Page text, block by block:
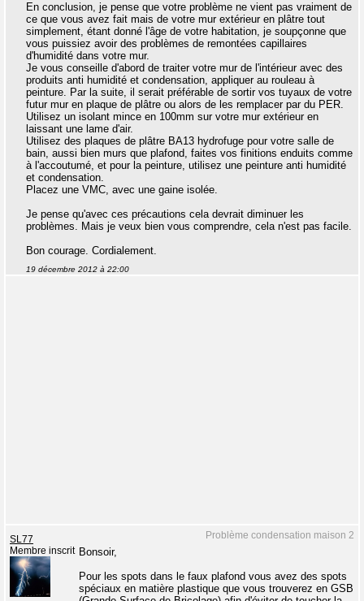
En conclusion, je pense que votre problème ne vient pas vraiment de
ce que vous avez fait mais de votre mur extérieur en plâtre tout
simplement, étant donné l'âge de votre habitation, je soupçonne que
vous puissiez avoir des problèmes de remontées capillaires
d'humidité dans votre mur.
Je vous conseille d'abord de traiter votre mur de l'intérieur avec des
produits anti humidité et condensation, appliquer au rouleau à
peinture. Par la suite, il serait préférable de sortir vos tuyaux de votre
futur mur en plaque de plâtre ou alors de les remplacer par du PER.
Utilisez un isolant mince en 100mm sur votre mur extérieur en
laissant une lame d'air.
Utilisez des plaques de plâtre BA13 hydrofuge pour votre salle de
bain, aussi bien murs que plafond, faites vos finitions enduits comme
à l'accoutumé, et pour la peinture, utilisez une peinture anti humidité
et condensation.
Placez une VMC, avec une gaine isolée.
Je pense qu'avec ces précautions cela devrait diminuer les
problèmes. Mais je veux bien vous comprendre, cela n'est pas facile.
Bon courage. Cordialement.
19 décembre 2012 à 22:00
Problème condensation maison 2
SL77
Membre inscrit Bonsoir,
Pour les spots dans le faux plafond vous avez des spots
spéciaux en matière plastique que vous trouverez en GSB